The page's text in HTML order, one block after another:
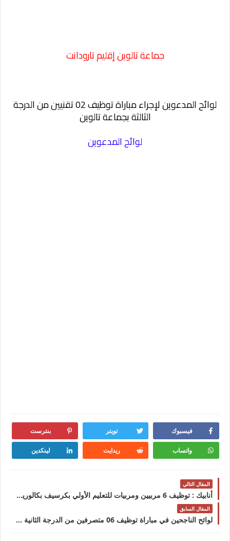
جماعة تالوين إقليم تارودانت
لوائح المدعوين لإجراء مباراة توظيف 02 تقنيين من الدرجة
الثالثة بجماعة تالوين
لوائح المدعوين
فيسبوك تويتر بنترست
واتساب ريدايت لينكدين
المقال التالي
أنابيك : توظيف 6 مربيين ومربيات للتعليم الأولي بكرسيف بكالوريا فما فوقأنابيك : توظيف 6 مربيين ومربيات للتعليم الأولي بكرسيف بكالوريا فما فوق
المقال السابق
لوائح الناجحين في مباراة توظيف 06 متصرفين من الدرجة الثانية بوزارة الصحة والحماية الاجتماعيةلوائح الناجحين في مباراة توظيف 06 متصرفين من الدرجة الثانية بوزارة الصحة والحماية الاجتماعية